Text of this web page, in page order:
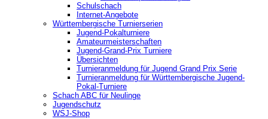
Schulschach
Internet-Angebote
Württembergische Turnierserien
Jugend-Pokalturniere
Amateurmeisterschaften
Jugend-Grand-Prix Turniere
Übersichten
Turnieranmeldung für Jugend Grand Prix Serie
Turnieranmeldung für Württembergische Jugend-
Pokal-Turniere
Schach ABC für Neulinge
Jugendschutz
WSJ-Shop